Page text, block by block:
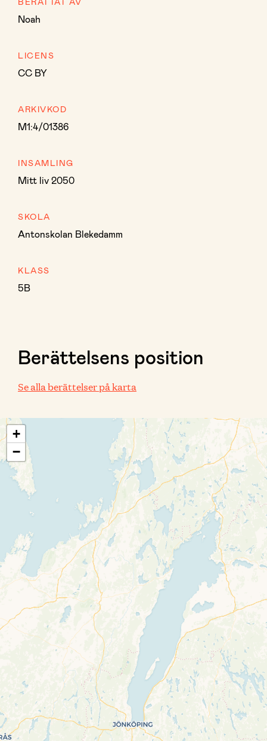
Noah
LICENS
CC BY
ARKIVKOD
M1:4/01386
INSAMLING
Mitt liv 2050
SKOLA
Antonskolan Blekedamm
KLASS
5B
Berättelsens position
Se alla berättelser på karta
+
−